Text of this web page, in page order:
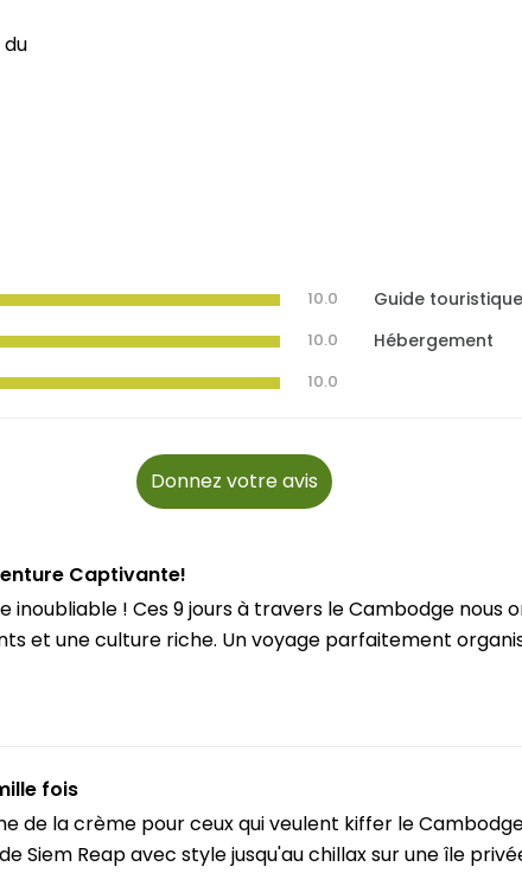
10.0
10.0
10.0
Guide touristique
Hébergement
Donnez votre avis
Captivante!
inoubliable ! Ces 9 jours à travers le Cambodge nous
et une culture riche. Un voyage parfaitement
fois
de la crème pour ceux qui veulent kiffer le
Siem Reap avec style jusqu'au chillax sur une île